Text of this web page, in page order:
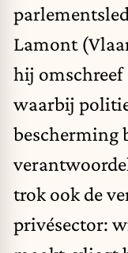
Lamont
hij
waarbij
bescherming
trok ook de
privésector: